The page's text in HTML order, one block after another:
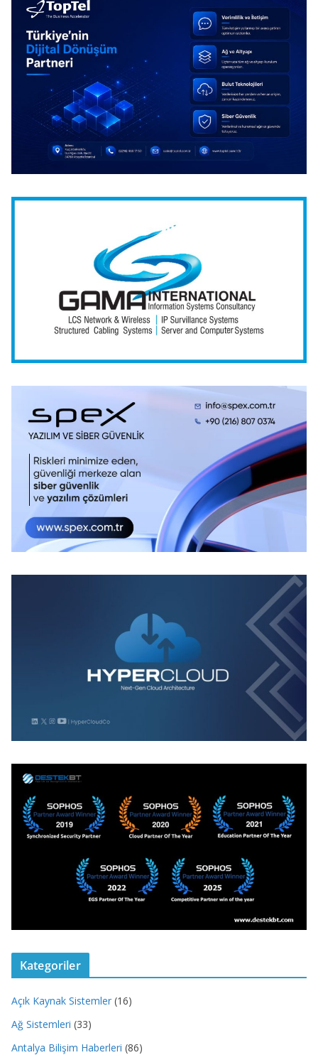
Kategoriler
Açık Kaynak Sistemler (16)
Ağ Sistemleri (33)
Antalya Bilişim Haberleri (86)